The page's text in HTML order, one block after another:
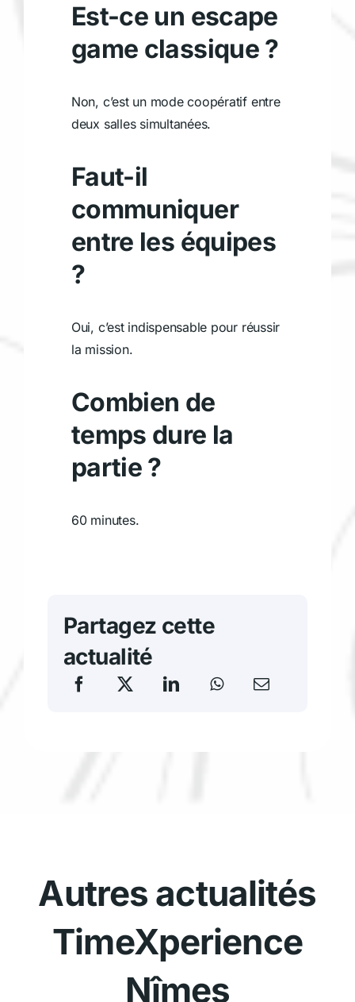
Est-ce un escape
game classique ?
Non, c’est un mode coopératif entre
deux salles simultanées.
Faut-il
communiquer
entre les équipes
?
Oui, c’est indispensable pour réussir
la mission.
Combien de
temps dure la
partie ?
60 minutes.
Partagez cette
actualité
Autres actualités
TimeXperience
Nîmes